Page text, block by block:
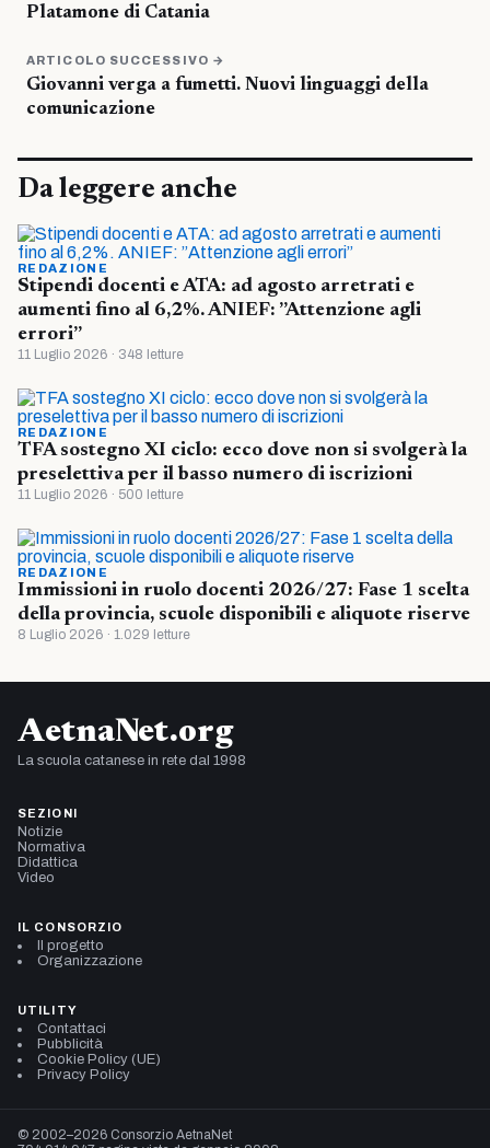
Platamone di Catania
ARTICOLO SUCCESSIVO →
Giovanni verga a fumetti. Nuovi linguaggi della
comunicazione
Da leggere anche
REDAZIONE
Stipendi docenti e ATA: ad agosto arretrati e
aumenti fino al 6,2%. ANIEF: ”Attenzione agli
errori”
11 Luglio 2026 · 348 letture
REDAZIONE
TFA sostegno XI ciclo: ecco dove non si svolgerà la
preselettiva per il basso numero di iscrizioni
11 Luglio 2026 · 500 letture
REDAZIONE
Immissioni in ruolo docenti 2026/27: Fase 1 scelta
della provincia, scuole disponibili e aliquote riserve
8 Luglio 2026 · 1.029 letture
AetnaNet.org
La scuola catanese in rete dal 1998
SEZIONI
Notizie
Normativa
Didattica
Video
IL CONSORZIO
Il progetto
Organizzazione
UTILITY
Contattaci
Pubblicità
Cookie Policy (UE)
Privacy Policy
© 2002–2026 Consorzio AetnaNet